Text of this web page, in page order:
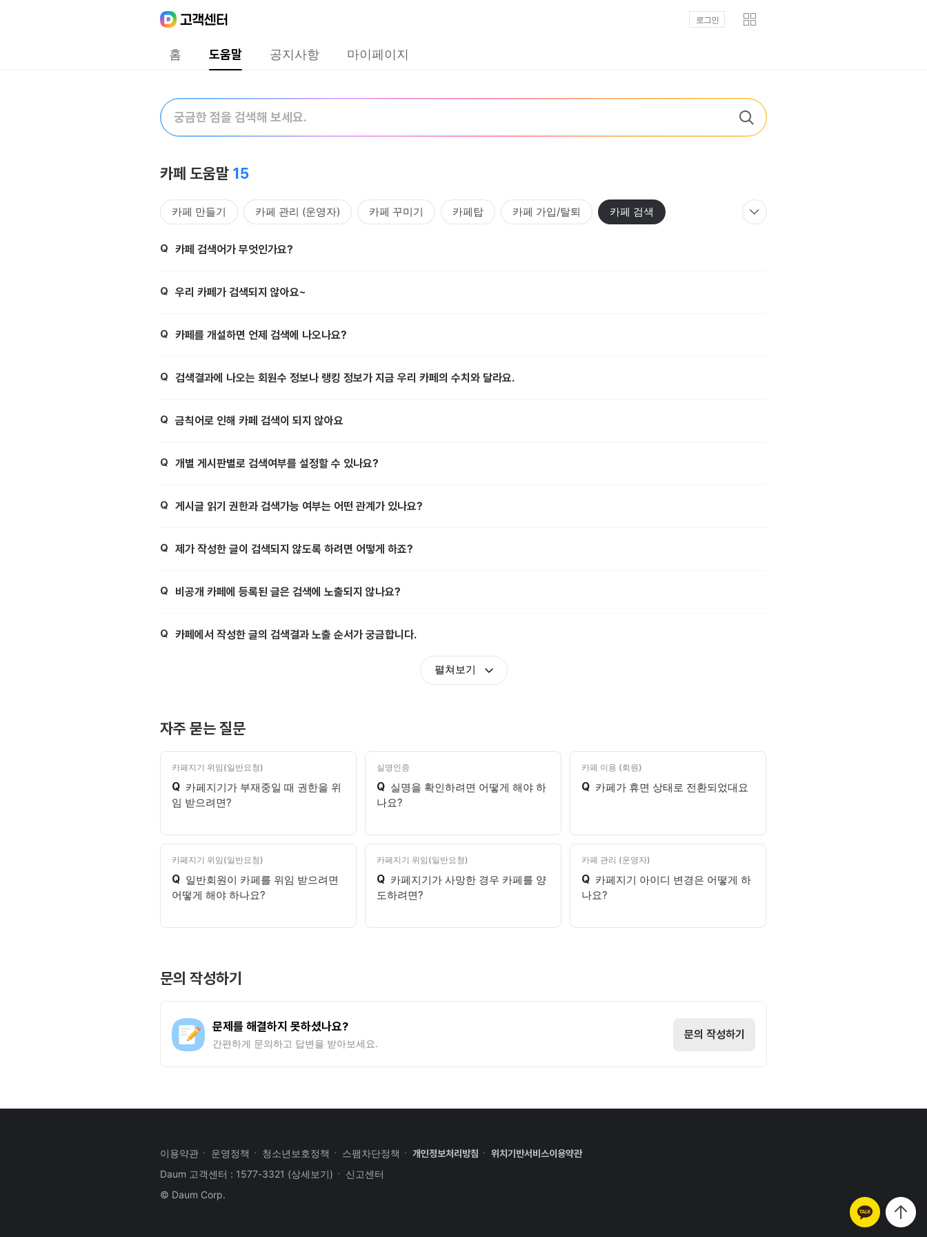
로그인
홈 도움말 공지사항 마이페이지
카페 도움말 15
카페 만들기 카페 관리 (운영자) 카페 꾸미기 카페탑 카페 가입/탈퇴 카페 검색
글쓰기 카페 쪽지
Q 카페 검색어가 무엇인가요?
Q 우리 카페가 검색되지 않아요~
Q 카페를 개설하면 언제 검색에 나오나요?
Q 검색결과에 나오는 회원수 정보나 랭킹 정보가 지금 우리 카페의 수치와 달라요.
Q 금칙어로 인해 카페 검색이 되지 않아요
Q 개별 게시판별로 검색여부를 설정할 수 있나요?
Q 게시글 읽기 권한과 검색가능 여부는 어떤 관계가 있나요?
Q 제가 작성한 글이 검색되지 않도록 하려면 어떻게 하죠?
Q 비공개 카페에 등록된 글은 검색에 노출되지 않나요?
Q 카페에서 작성한 글의 검색결과 노출 순서가 궁금합니다.
펼쳐보기
자주 묻는 질문
카페지기 위임(일반요청)
Q 카페지기가 부재중일 때 권한을 위
임 받으려면?
실명인증
Q 실명을 확인하려면 어떻게 해야 하
나요?
카페 이용 (회원)
Q 카페가 휴면 상태로 전환되었대요
카페지기 위임(일반요청)
Q 일반회원이 카페를 위임 받으려면
어떻게 해야 하나요?
카페지기 위임(일반요청)
Q 카페지기가 사망한 경우 카페를 양
도하려면?
카페 관리 (운영자)
Q 카페지기 아이디 변경은 어떻게 하
나요?
문의 작성하기
문제를 해결하지 못하셨나요?
간편하게 문의하고 답변을 받아보세요.
문의 작성하기
이용약관 운영정책 청소년보호정책 스팸차단정책 개인정보처리방침 위치기반서비스이용약관
Daum 고객센터 : 1577-3321 (상세보기)
신고센터
© Daum Corp.